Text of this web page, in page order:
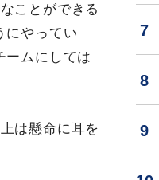
ことができる
にやってい
ームにしては
は懸命に耳を